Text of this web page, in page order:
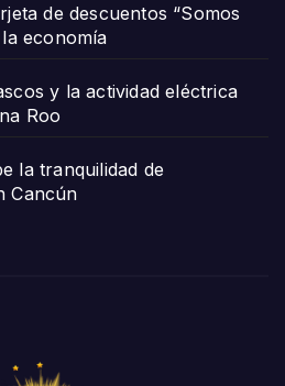
de descuentos “Somos
economía
y la actividad eléctrica
Roo
la tranquilidad de
Cancún